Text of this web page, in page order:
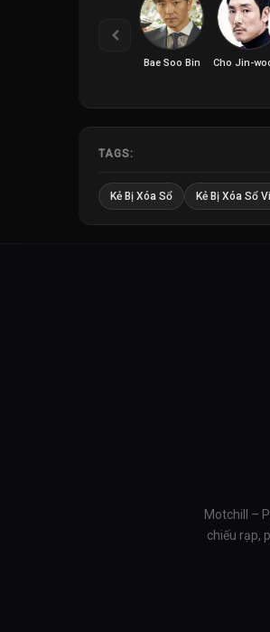
Bae Soo Bin Cho Jin-
TAGS:
Kẻ Bị Xóa Sổ Kẻ Bị Xóa Sổ
Motchill –
chiếu rạp,